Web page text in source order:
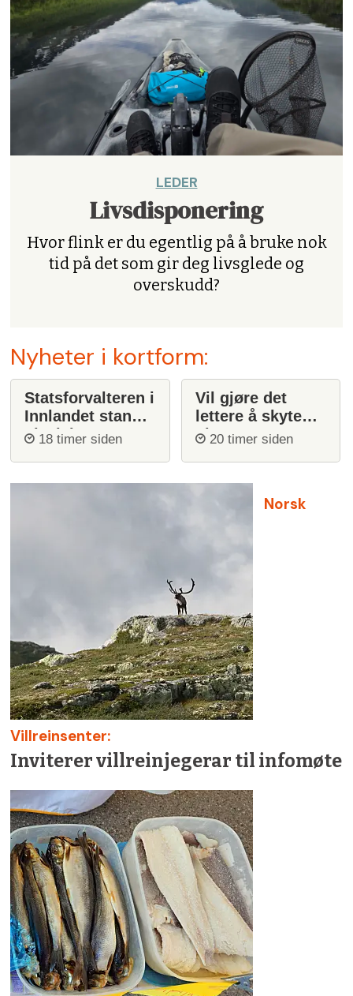
LEDER
Livsdisponering
Hvor flink er du egentlig på å bruke nok
tid på det som gir deg livsglede og
overskudd?
Nyheter i kortform:
Statsforvalteren i
Innlandet stanser
ulvejakt
18 timer siden
Vil gjøre det
lettere å skyte
ulv20 timer siden
Norsk
Villreinsenter:
Inviterer villreinjegerar til infomøte